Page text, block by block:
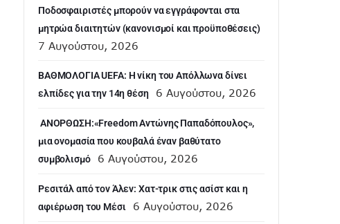
Ποδοσφαιριστές μπορούν να εγγράφονται στα
μητρώα διαιτητών (κανονισμοί και προϋποθέσεις)
7 Αυγούστου, 2026
ΒΑΘΜΟΛΟΓΙΑ UEFA: Η νίκη του Απόλλωνα δίνει
ελπίδες για την 14η θέση
6 Αυγούστου, 2026
ANOΡΘΩΣΗ:«Freedom Αντώνης Παπαδόπουλος»,
μια ονομασία που κουβαλά έναν βαθύτατο
συμβολισμό
6 Αυγούστου, 2026
Ρεσιτάλ από τον Άλεν: Χατ-τρικ στις ασίστ και η
αφιέρωση του Μέσι
6 Αυγούστου, 2026